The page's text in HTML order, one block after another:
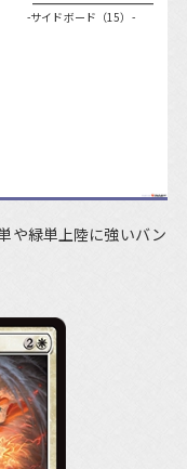
-サイドボード（15）-
や緑単上陸に強いバン